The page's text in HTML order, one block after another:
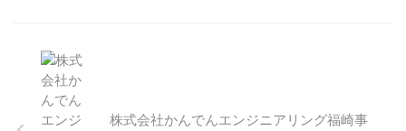
株式会社かんでんエンジニアリング福崎事